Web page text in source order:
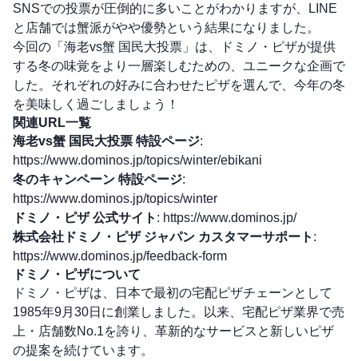
SNSでの投票が圧倒的に多いことがわかりますが、LINE
と店舗では蟹派がやや優勢という結果になりました。
今回の「海老vs蟹 国民大投票」は、ドミノ・ピザが提供
する冬の味覚をより一層楽しむための、ユニークな企画で
した。それぞれの好みに合わせたピザを選んで、今年の冬
を美味しく過ごしましょう！
関連URL一覧
海老vs蟹 国民大投票 特設ページ:
https://www.dominos.jp/topics/winter/ebikani
冬のキャンペーン 特設ページ:
https://www.dominos.jp/topics/winter
ドミノ・ピザ 公式サイト : https://www.dominos.jp/
株式会社ドミノ・ピザ ジャパン カスタマーサポート :
https://www.dominos.jp/feedback-form
ドミノ・ピザについて
ドミノ・ピザは、日本で最初の宅配ピザチェーンとして
1985年9月30日に創業しました。以来、宅配ピザ業界で売
上・店舗数No.1を誇り、革新的なサービスと新しいピザ
の提案を続けています。